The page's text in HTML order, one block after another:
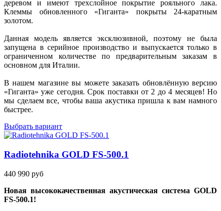
деревом и имеют трехслойное покрытие рояльного лака.
Клеммы обновленного «Гиганта» покрыты 24-каратным
золотом.
Данная модель является эксклюзивной, поэтому не была
запущена в серийное производство и выпускается только в
ограниченном количестве по предварительным заказам в
основном для Италии.
В нашем магазине вы можете заказать обновлённую версию
«Гиганта» уже сегодня. Срок поставки от 2 до 4 месяцев! Но
мы сделаем все, чтобы ваша акустика пришла к вам намного
быстрее.
Выбрать вариант
Radiotehnika GOLD FS-500.1
440 990 руб
Новая высококачественная акустическая система GOLD
FS-500.1!